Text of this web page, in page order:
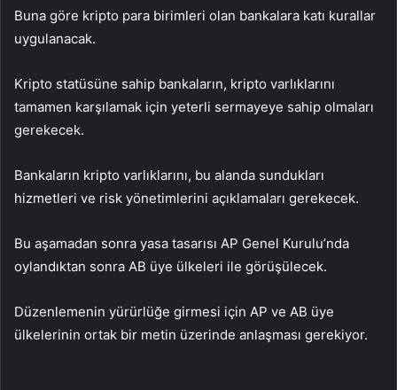
Buna göre kripto para birimleri olan bankalara katı kurallar
uygulanacak.
Kripto statüsüne sahip bankaların, kripto varlıklarını
tamamen karşılamak için yeterli sermayeye sahip olmaları
gerekecek.
Bankaların kripto varlıklarını, bu alanda sundukları
hizmetleri ve risk yönetimlerini açıklamaları gerekecek.
Bu aşamadan sonra yasa tasarısı AP Genel Kurulu’nda
oylandıktan sonra AB üye ülkeleri ile görüşülecek.
Düzenlemenin yürürlüğe girmesi için AP ve AB üye
ülkelerinin ortak bir metin üzerinde anlaşması gerekiyor.